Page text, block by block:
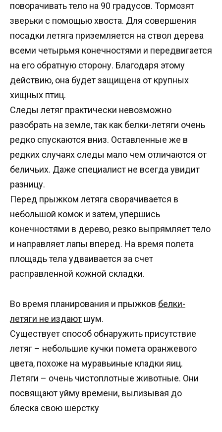
поворачивать тело на 90 градусов. Тормозят
зверьки с помощью хвоста. Для совершения
посадки летяга приземляется на ствол дерева
всеми четырьмя конечностями и передвигается
на его обратную сторону. Благодаря этому
действию, она будет защищена от крупных
хищных птиц.
Следы летяг практически невозможно
разобрать на земле, так как белки-летяги очень
редко спускаются вниз. Оставленные же в
редких случаях следы мало чем отличаются от
беличьих. Даже специалист не всегда увидит
разницу.
Перед прыжком летяга сворачивается в
небольшой комок и затем, упершись
конечностями в дерево, резко выпрямляет тело
и направляет лапы вперед. На время полета
площадь тела удваивается за счет
расправленной кожной складки.
Во время планирования и прыжков белки-
летяги не издают шум.
Существует способ обнаружить присутствие
летяг – небольшие кучки помета оранжевого
цвета, похоже на муравьиные кладки яиц.
Летяги – очень чистоплотные животные. Они
посвящают уйму времени, вылизывая до
блеска свою шерстку